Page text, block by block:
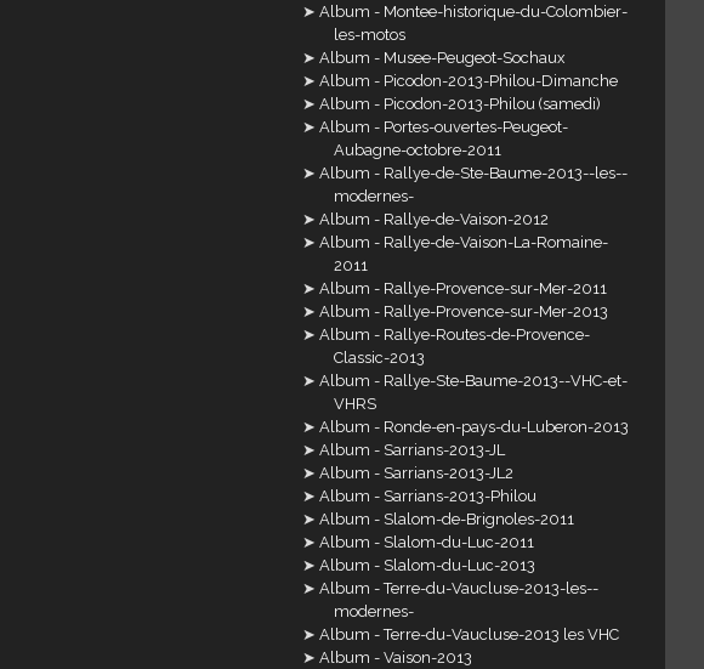
Album - Montee-historique-du-Colombier-
les-motos
Album - Musee-Peugeot-Sochaux
Album - Picodon-2013-Philou-Dimanche
Album - Picodon-2013-Philou (samedi)
Album - Portes-ouvertes-Peugeot-
Aubagne-octobre-2011
Album - Rallye-de-Ste-Baume-2013--les--
modernes-
Album - Rallye-de-Vaison-2012
Album - Rallye-de-Vaison-La-Romaine-
2011
Album - Rallye-Provence-sur-Mer-2011
Album - Rallye-Provence-sur-Mer-2013
Album - Rallye-Routes-de-Provence-
Classic-2013
Album - Rallye-Ste-Baume-2013--VHC-et-
VHRS
Album - Ronde-en-pays-du-Luberon-2013
Album - Sarrians-2013-JL
Album - Sarrians-2013-JL2
Album - Sarrians-2013-Philou
Album - Slalom-de-Brignoles-2011
Album - Slalom-du-Luc-2011
Album - Slalom-du-Luc-2013
Album - Terre-du-Vaucluse-2013-les--
modernes-
Album - Terre-du-Vaucluse-2013 les VHC
Album - Vaison-2013